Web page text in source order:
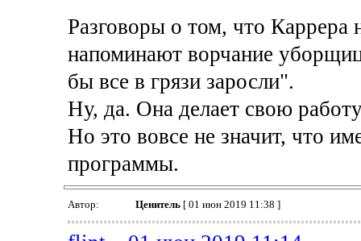
Разговоры о том, что Каррера
напоминают ворчание
бы все в грязи заросли".
Ну, да. Она делает свою
Но это вовсе не значит, что
программы.
Автор: Ценитель[ 01 июн 2019 11:38 ]